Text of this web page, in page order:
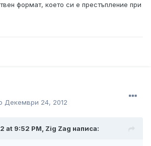
формат, което си е престъпление при
Декември 24, 2012
at 9:52 PM, Zig Zag написа: